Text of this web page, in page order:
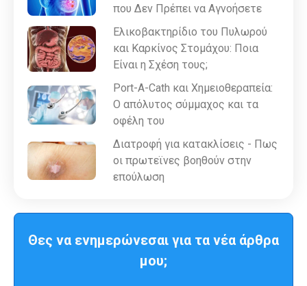
που Δεν Πρέπει να Αγνοήσετε
Ελικοβακτηρίδιο του Πυλωρού
και Καρκίνος Στομάχου: Ποια
Είναι η Σχέση τους;
Port-A-Cath και Χημειοθεραπεία:
Ο απόλυτος σύμμαχος και τα
οφέλη του
Διατροφή για κατακλίσεις - Πως
οι πρωτεϊνες βοηθούν στην
επούλωση
Θες να ενημερώνεσαι για τα νέα άρθρα
μου;